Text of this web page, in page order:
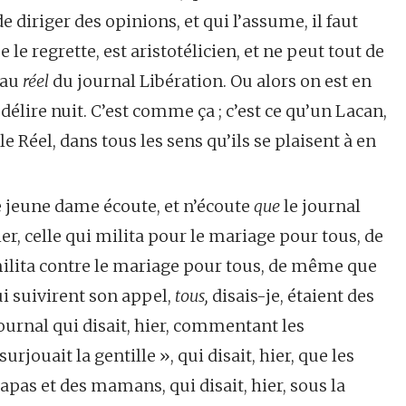
diriger des opinions, et qui l’assume, il faut
le regrette, est aristotélicien, et ne peut tout de
réel du journal Libération. Ou alors on est en
nuit. C’est comme ça ; c’est ce qu’un Lacan,
dans tous les sens qu’ils se plaisent à en
dame écoute, et n’écoute quele journal
celle qui milita pour le mariage pour tous, de
contre le mariage pour tous, de même que
suivirent son appel, tous, disais-je, étaient des
qui disait, hier, commentant les
la gentille », qui disait, hier, que les
et des mamans, qui disait, hier, sous la